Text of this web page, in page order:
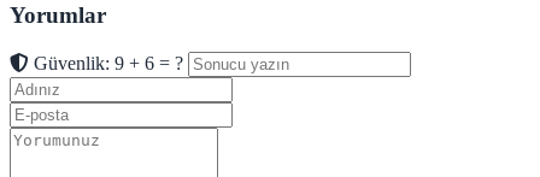
Yorumlar
Güvenlik: 9 + 6 = ?